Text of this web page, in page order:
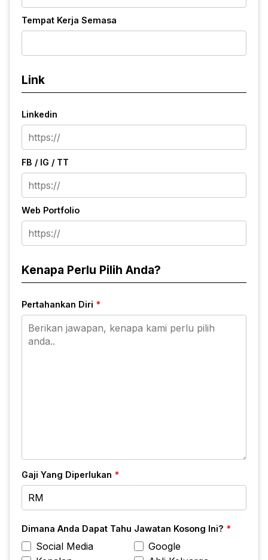
Tempat Kerja Semasa
Link
Linkedin
FB / IG / TT
Web Portfolio
Kenapa Perlu Pilih Anda?
Pertahankan Diri *
Gaji Yang Diperlukan *
Dimana Anda Dapat Tahu Jawatan Kosong Ini? *
Social Media
Google